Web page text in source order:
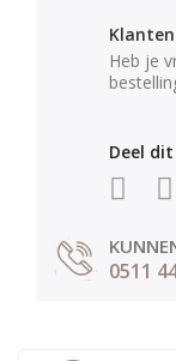
Heb je
Deel
0511